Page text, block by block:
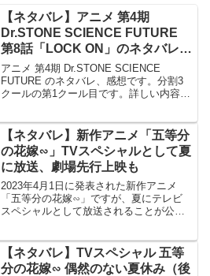
【ネタバレ】アニメ 第4期
Dr.STONE SCIENCE FUTURE
第8話「LOCK ON」のネタバレ、
感想
アニメ 第4期 Dr.STONE SCIENCE
FUTURE のネタバレ、感想です。分割3
クールの第1クール目です。詳しい内容
こちらです。#8 LOCK ONゼノ...
【ネタバレ】新作アニメ「五等分
の花嫁∽」TVスペシャルとして夏
に放送、劇場先行上映も
2023年4月1日に発表された新作アニメ
「五等分の花嫁∽」ですが、夏にテレビ
スペシャルとして放送されることが公式
「五等分の花嫁∽」、7月14日から全国劇
場にて先行上...
【ネタバレ】TVスペシャル 五等
分の花嫁∽ 偶然のない夏休み（後